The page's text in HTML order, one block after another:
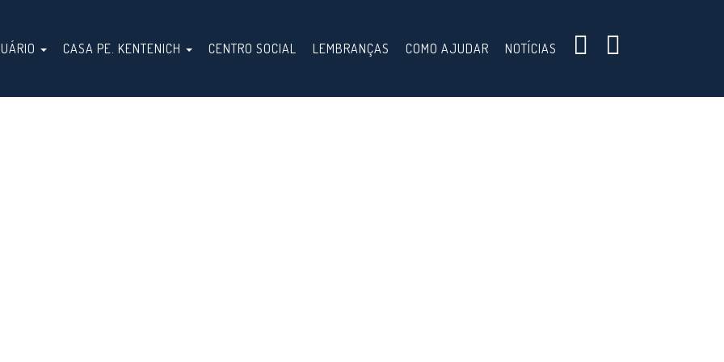
CASA PE. KENTENICH CENTRO SOCIAL LEMBRANÇAS COMO AJUDAR NOTÍCIAS